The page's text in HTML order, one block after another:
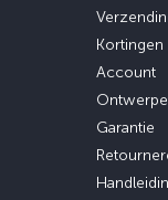
Kortingen
Account
Garantie